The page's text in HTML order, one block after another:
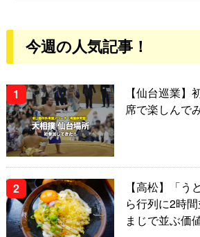
今週の人気記事！
【仙台巡業】
席で楽しんで
【高松】「
ら行列に2時間
まじで並ぶ価